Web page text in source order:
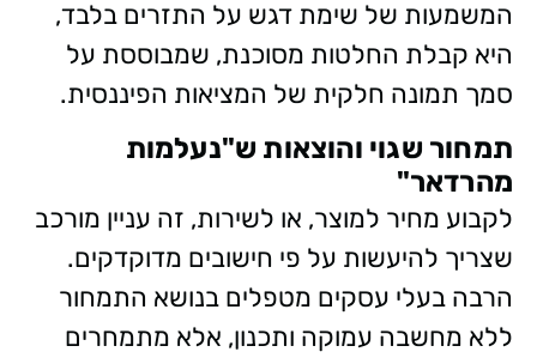
המשמעות של שימת דגש על התזרים בלבד,
היא קבלת החלטות מסוכנת, שמבוססת על
סמך תמונה חלקית של המציאות הפיננסית.
תמחור שגוי והוצאות ש"נעלמות
מהרדאר"
לקבוע מחיר למוצר, או לשירות, זה עניין מורכב
שצריך להיעשות על פי חישובים מדוקדקים.
הרבה בעלי עסקים מטפלים בנושא התמחור
ללא מחשבה עמוקה ותכנון, אלא מתמחרים